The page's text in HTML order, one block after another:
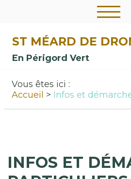
ST MÉARD DE
En Périgord Vert
Vous êtes ici :
Accueil
Infos et
INFOS ET